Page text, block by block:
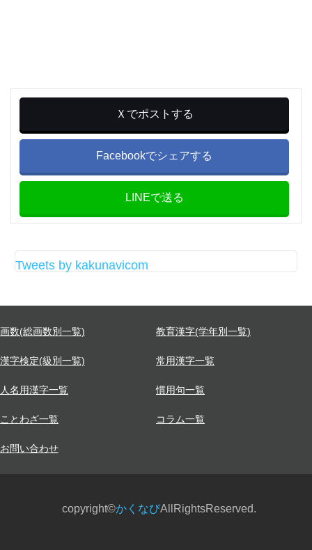
Ｘでポストする
Facebookでシェアする
LINEで送る
Tweets by kakunavicom
画数(総画数別一覧) 教育漢字(学年別一覧)
漢字検定(級別一覧) 常用漢字一覧
人名用漢字一覧 慣用句一覧
ことわざ一覧 コラム一覧
お問い合わせ
copyright©かくなびAllRightsReserved.